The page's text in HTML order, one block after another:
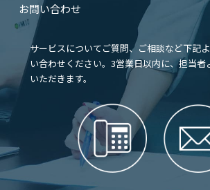
お問い合わせ
サービスについてご質問、ご相談など下記
い合わせください。 3営業日以内に、担当者
いただきます。